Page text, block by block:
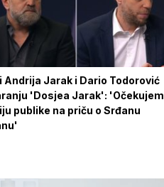
Andrija Jarak i Dario Todorović
'Dosjea Jarak': 'Očekujem
publike na priču o Srđanu